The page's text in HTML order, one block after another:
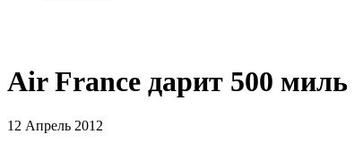
Air France дарит 500 миль
12 Апрель 2012